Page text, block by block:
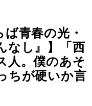
ば青春の光・
なし』】「西
人。僕のあそ
ちが硬いか言